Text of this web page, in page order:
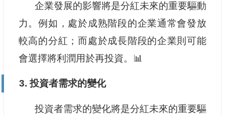
企業發展的影響將是分紅未來的重要驅動
力。例如，處於成熟階段的企業通常會發放
較高的分紅；而處於成長階段的企業則可能
會選擇將利潤用於再投資。📊
3. 投資者需求的變化
投資者需求的變化將是分紅未來的重要驅